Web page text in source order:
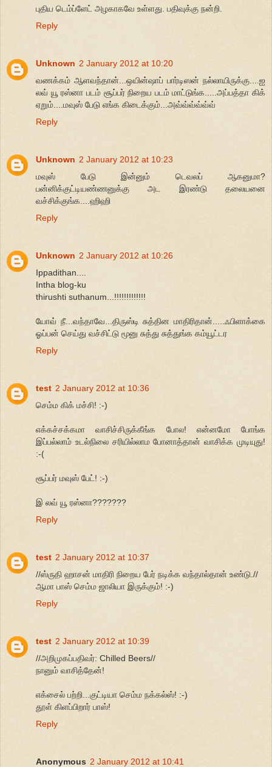
புதிய டெம்ப்ளேட் அழகாகவே உள்ளது. பதிவுக்கு நன்றி.
Reply
Unknown 2 January 2012 at 10:20
வணக்கம் ஆளவந்தான்...ஒயின்ஷாப் பார்டிஸன் நல்லாயிருக்கு....ஐ
லவ் யூ ரஸ்னா படம் சூப்பர் நிறைய படம் மாட்டுங்க.....அப்பத்தா கிக்
ஏறும்....மவுஸ் பேடு எங்க கிடைக்கும்...அவ்வ்வ்வ்வ்வ்
Reply
Unknown 2 January 2012 at 10:23
மவுஸ் பேடு இன்னும் டெவலப் ஆகனுமா?
பன்னிக்குட்டியண்ணனுக்கு அட இரண்டு தலையனை
வச்சிக்குங்க....ஹிஹி
Reply
Unknown 2 January 2012 at 10:26
Ippadithan....
Intha blog-ku
thirushti suthanum...!!!!!!!!!!!!!
யோவ் நீ...வந்தாவே...திருஸ்டி சுத்தின மாதிரிதான்.....ஃபிளாக்கை
ஓப்பன் செய்து வச்சிட்டு மூனு சுத்து சுத்துங்க கம்யூட்டர
Reply
test 2 January 2012 at 10:36
செம்ம கிக் மச்சி! :-)
எக்கச்சக்கமா வாசிச்சிருக்கீங்க போல! என்னமோ போங்க
இப்பல்லாம் உடல்நிலை சரியில்லாம போனாத்தான் வாசிக்க முடியுது!
:-(
சூப்பர் மவுஸ் பேட்! :-)
இ லவ் யூ ரஸ்னா???????
Reply
test 2 January 2012 at 10:37
//ஸ்ருதி ஹாசன் மாதிரி நிறைய பேர் நடிக்க வந்தால்தான் உண்டு.//
ஆமா பாஸ் செம்ம ஜாலியா இருக்கும்! :-)
Reply
test 2 January 2012 at 10:39
//அறிமுகப்பதிவர்: Chilled Beers//
நானும் வாசித்தேன்!
எக்சைல் பற்றி...குட்டியா செம்ம நக்கல்ஸ்! :-)
தூள் கிளப்பிறார் பாஸ்!
Reply
Anonymous 2 January 2012 at 10:41